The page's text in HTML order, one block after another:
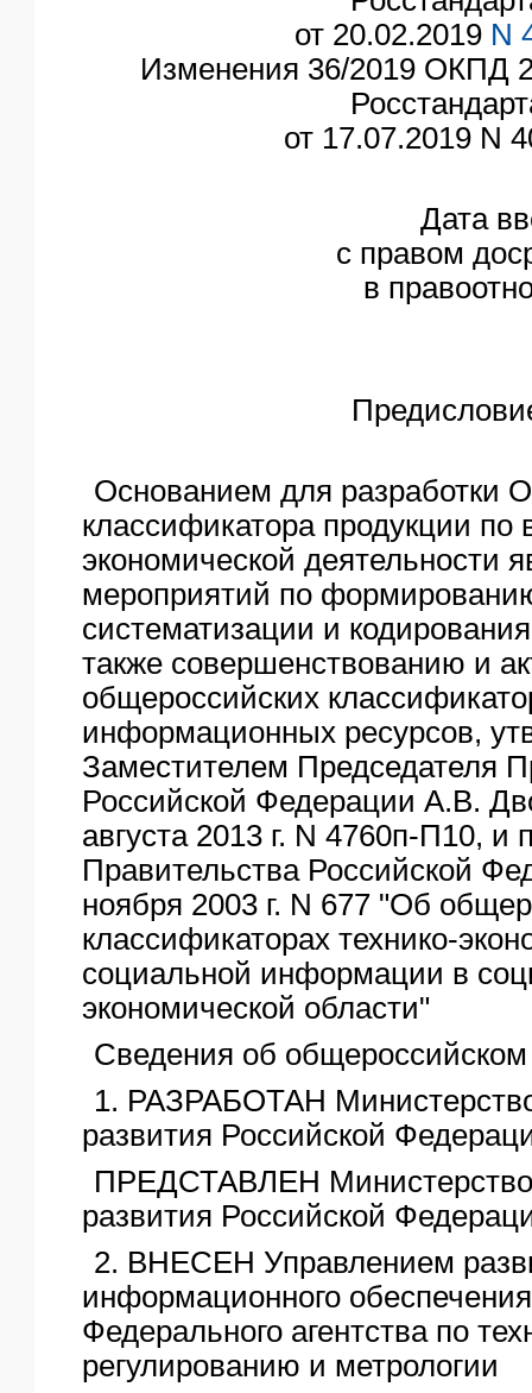
от 20.02.2019 N
Изменения 36/2019 ОКПД
от 17.07.2019 N
Дата
с правом
в
Основанием для разработки
классификатора продукции по
экономической деятельности
мероприятий по
систематизации и
также совершенствованию и
общероссийских
информационных ресурсов,
Заместителем Председателя
Российской Федерации А.В.
августа 2013 г. N 4760п-П10, и
Правительства Российской
ноября 2003 г. N 677 "Об
классификаторах технико-
социальной информации в
экономической области"
Сведения об
1. РАЗРАБОТАН
развития Российской
ПРЕДСТАВЛЕН
развития Российской
2. ВНЕСЕН Управлением
информационного
Федерального агентства по
регулированию и метрологии